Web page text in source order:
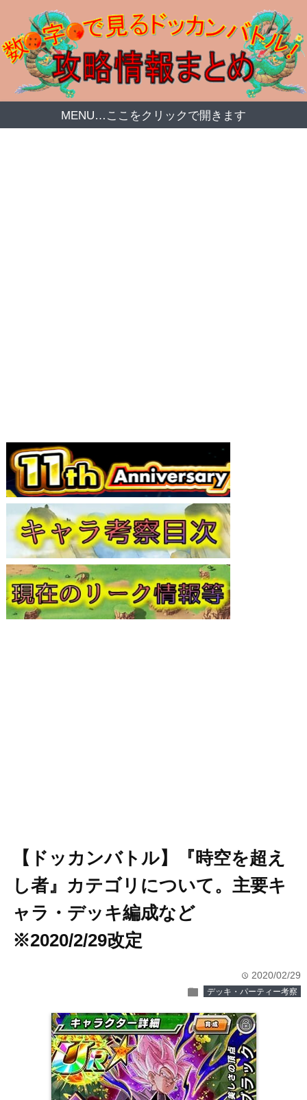
MENU…ここをクリックで開きます
【ドッカンバトル】『時空を超え
し者』カテゴリについて。主要キ
ャラ・デッキ編成など
※2020/2/29改定
time 2020/02/29
folder デッキ・パーティー考察